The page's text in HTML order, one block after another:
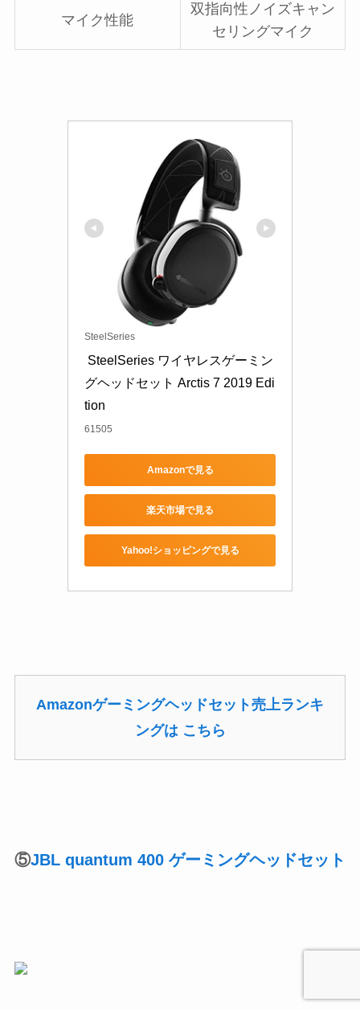
マイク性能
双指向性ノイズキャン
セリングマイク
SteelSeries
グヘッドセット Arctis 7 2019 Edi
tion
61505
Amazonで見る
楽天市場で見る
Yahoo!ショッピングで見る
Amazonゲーミングヘッドセット売上ランキ
ングは こちら
⑤JBL quantum 400 ゲーミングヘッドセット